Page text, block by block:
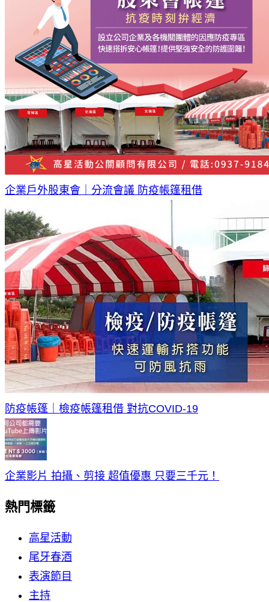
企業戶外股東會｜分流會議 防疫帳篷租借
防疫帳篷｜檢疫帳篷租借 對抗COVID-19
企業影片 拍攝、剪接 超值優惠 只要三千元！
熱門標籤
高星活動
尾牙春酒
表演節目
主持